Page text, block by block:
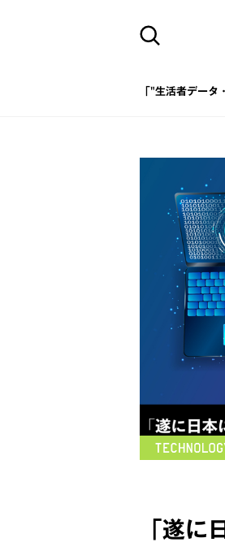
「"生活者データ
「遂に